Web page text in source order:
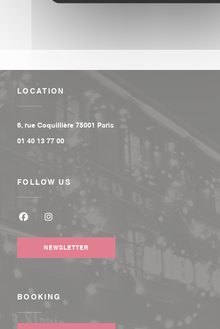
LOCATION
6, rue Coquillière 75001 Paris
01 40 13 77 00
FOLLOW US
NEWSLETTER
BOOKING